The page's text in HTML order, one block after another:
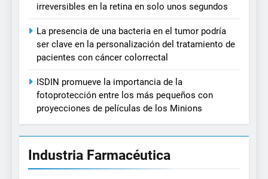
irreversibles en la retina en solo unos segundos
La presencia de una bacteria en el tumor podría
ser clave en la personalización del tratamiento de
pacientes con cáncer colorrectal
ISDIN promueve la importancia de la
fotoprotección entre los más pequeños con
proyecciones de películas de los Minions
Industria Farmacéutica